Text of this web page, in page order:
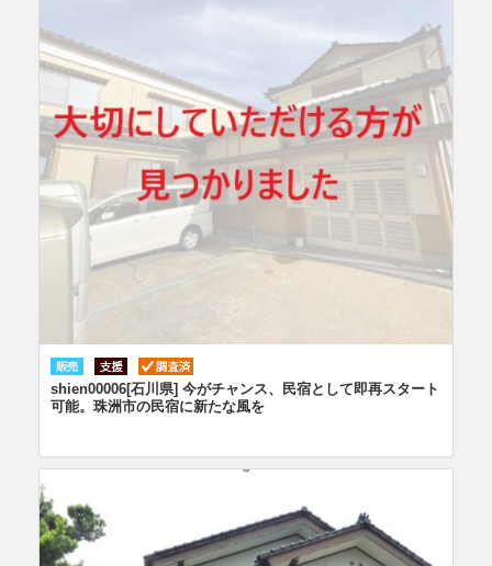
shien00006[石川県] 今がチャンス、民宿として即再スタート
可能。珠洲市の民宿に新たな風を